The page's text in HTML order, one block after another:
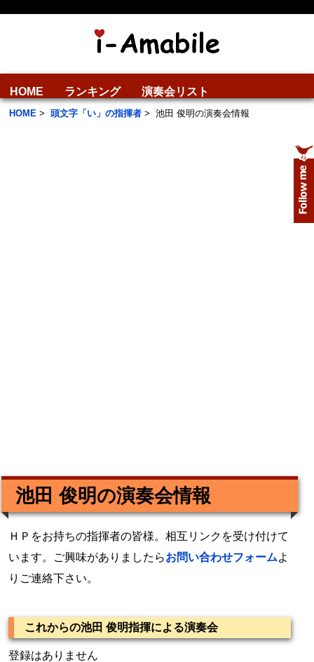
HOME ランキング 演奏会リスト
HOME > 頭文字「い」の指揮者 > 池田 俊明の演奏会情報
池田 俊明の演奏会情報
ＨＰをお持ちの指揮者の皆様。相互リンクを受け付けて
います。ご興味がありましたらお問い合わせフォームよ
りご連絡下さい。
これからの池田 俊明指揮による演奏会
登録はありません